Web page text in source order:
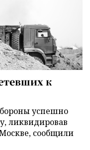
к
успешно
ликвидировав
сообщили